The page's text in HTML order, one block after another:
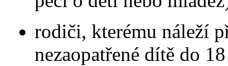
rodiči, kterému náleží
nezaopatřené dítě do